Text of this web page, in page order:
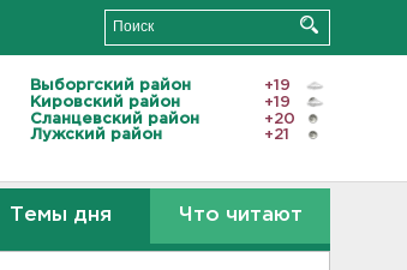
Выборгский район
+19
Кировский район
+19
Сланцевский район
+20
Лужский район
+21
Темы дня Что читают